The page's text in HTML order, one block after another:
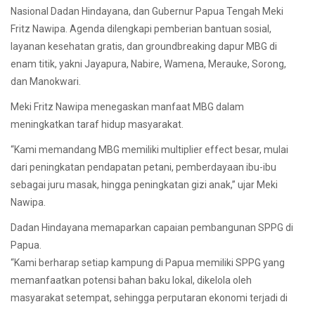
Nasional Dadan Hindayana, dan Gubernur Papua Tengah Meki
Fritz Nawipa. Agenda dilengkapi pemberian bantuan sosial,
layanan kesehatan gratis, dan groundbreaking dapur MBG di
enam titik, yakni Jayapura, Nabire, Wamena, Merauke, Sorong,
dan Manokwari.
Meki Fritz Nawipa menegaskan manfaat MBG dalam
meningkatkan taraf hidup masyarakat.
“Kami memandang MBG memiliki multiplier effect besar, mulai
dari peningkatan pendapatan petani, pemberdayaan ibu-ibu
sebagai juru masak, hingga peningkatan gizi anak,” ujar Meki
Nawipa.
Dadan Hindayana memaparkan capaian pembangunan SPPG di
Papua.
“Kami berharap setiap kampung di Papua memiliki SPPG yang
memanfaatkan potensi bahan baku lokal, dikelola oleh
masyarakat setempat, sehingga perputaran ekonomi terjadi di